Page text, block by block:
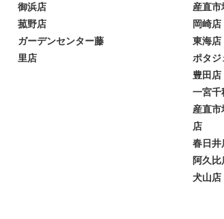
御浜店
菰野店
ガーデンセンター藤
里店
産直市
岡崎店
東海店
ポタジ
豊田店
一宮千
産直市
店
春日井
阿久比
犬山店